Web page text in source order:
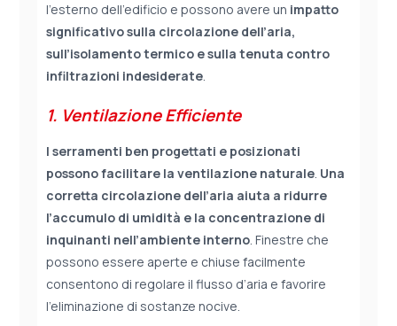
l’esterno dell’edificio e possono avere un impatto
significativo sulla circolazione dell’aria,
sull’isolamento termico e sulla tenuta contro
infiltrazioni indesiderate.
1. Ventilazione Efficiente
I serramenti ben progettati e posizionati
possono facilitare la ventilazione naturale. Una
corretta circolazione dell’aria aiuta a ridurre
l’accumulo di umidità e la concentrazione di
inquinanti nell’ambiente interno. Finestre che
possono essere aperte e chiuse facilmente
consentono di regolare il flusso d’aria e favorire
l’eliminazione di sostanze nocive.